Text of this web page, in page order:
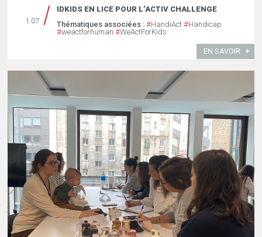
1.07
IDKIDS EN LICE POUR L’ACTIV CHALLENGE
Thématiques associées : #HandiAct #Handicap
#weactforhuman #WeActForKids
EN SAVOIR